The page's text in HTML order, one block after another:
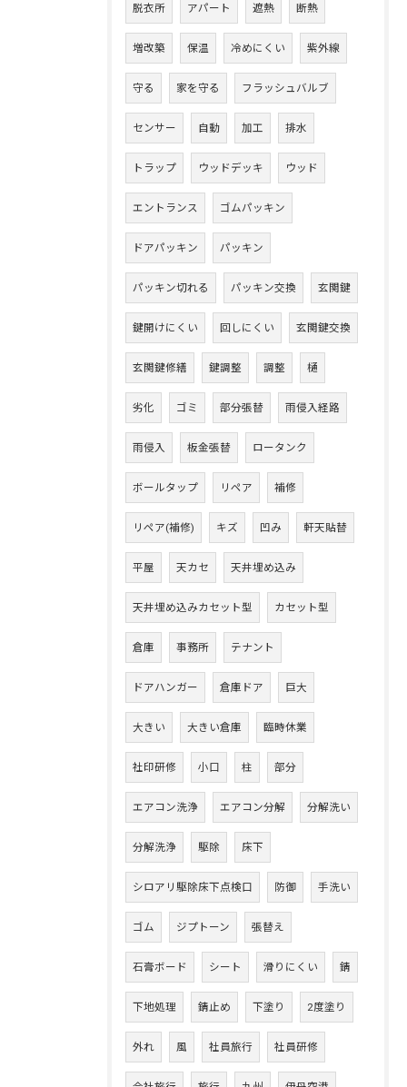
脱衣所 アパート 遮熱 断熱
増改築 保温 冷めにくい 紫外線
守る 家を守る フラッシュバルブ
センサー 自動 加工 排水
トラップ ウッドデッキ ウッド
エントランス ゴムパッキン
ドアパッキン パッキン
パッキン切れる パッキン交換 玄関鍵
鍵開けにくい 回しにくい 玄関鍵交換
玄関鍵修繕 鍵調整 調整 樋
劣化 ゴミ 部分張替 雨侵入経路
雨侵入 板金張替 ロータンク
ボールタップ リペア 補修
リペア(補修) キズ 凹み 軒天貼替
平屋 天カセ 天井埋め込み
天井埋め込みカセット型 カセット型
倉庫 事務所 テナント
ドアハンガー 倉庫ドア 巨大
大きい 大きい倉庫 臨時休業
社印研修 小口 柱 部分
エアコン洗浄 エアコン分解 分解洗い
分解洗浄 駆除 床下
シロアリ駆除床下点検口 防御 手洗い
ゴム ジプトーン 張替え
石膏ボード シート 滑りにくい 錆
下地処理 錆止め 下塗り 2度塗り
外れ 風 社員旅行 社員研修